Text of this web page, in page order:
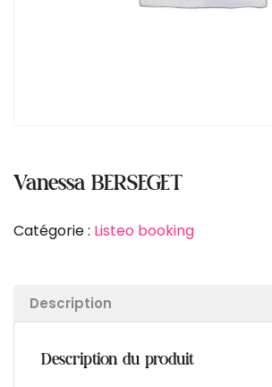
Vanessa BERSEGET
Catégorie : Listeo booking
Description
Description du produit